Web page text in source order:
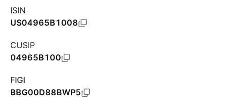
ISIN
US04965B1008
CUSIP
04965B100
FIGI
BBG00D88BWP5